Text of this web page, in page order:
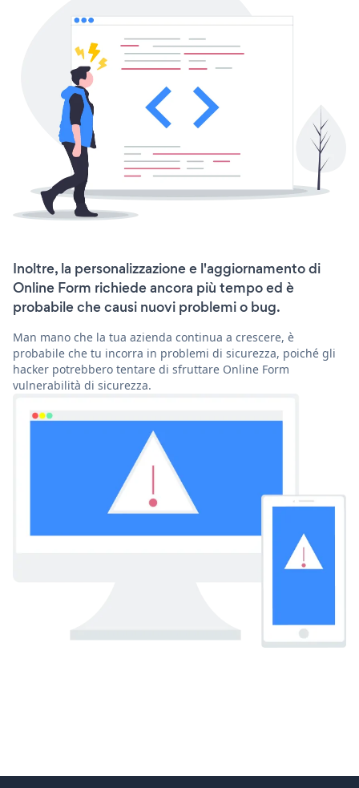
Inoltre, la personalizzazione e l'aggiornamento di
Online Form richiede ancora più tempo ed è
probabile che causi nuovi problemi o bug.
Man mano che la tua azienda continua a crescere, è
probabile che tu incorra in problemi di sicurezza, poiché gli
hacker potrebbero tentare di sfruttare Online Form
vulnerabilità di sicurezza.